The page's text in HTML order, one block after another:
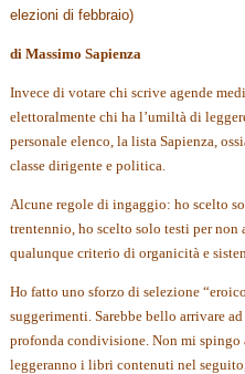
elezioni di febbraio)
di Massimo Sapienza
Invece di votare chi scrive agende
elettoralmente chi ha l’umiltà di
personale elenco, la lista Sapienza,
classe dirigente e politica.
Alcune regole di ingaggio: ho scelto
trentennio, ho scelto solo testi per
qualunque criterio di organicità e
Ho fatto uno sforzo di selezione
suggerimenti. Sarebbe bello arrivare
profonda condivisione. Non mi spingo
leggeranno i libri contenuti nel